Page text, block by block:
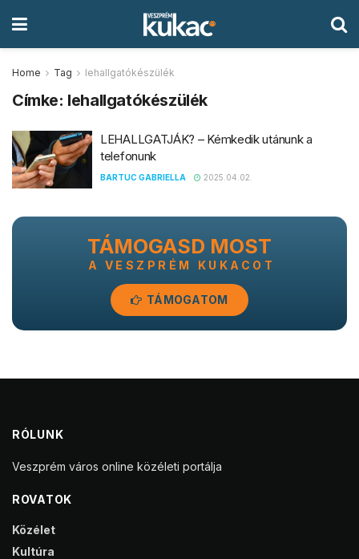
Home Tag lehallgatókészülék
Címke: lehallgatókészülék
LEHALLGATJÁK? – Kémkedik utánunk a
telefonunk
BARTUC GABRIELLA 2025.04.02.
TÁMOGASD MOST
A VESZPRÉM KUKACOT
TÁMOGATOM
RÓLUNK
Veszprém város online közéleti portálja
ROVATOK
Közélet
Kultúra